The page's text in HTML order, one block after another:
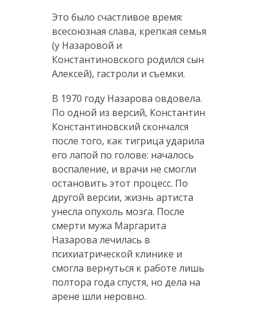
Это было счастливое время:
всесоюзная слава, крепкая семья
(у Назаровой и
Константиновского родился сын
Алексей), гастроли и съемки.
В 1970 году Назарова овдовела.
По одной из версий, Константин
Константиновский скончался
после того, как тигрица ударила
его лапой по голове: началось
воспаление, и врачи не смогли
остановить этот процесс. По
другой версии, жизнь артиста
унесла опухоль мозга. После
смерти мужа Маргарита
Назарова лечилась в
психиатрической клинике и
смогла вернуться к работе лишь
полтора года спустя, но дела на
арене шли неровно.